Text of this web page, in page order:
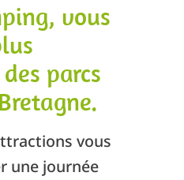
vous
parcs
vous
une journée